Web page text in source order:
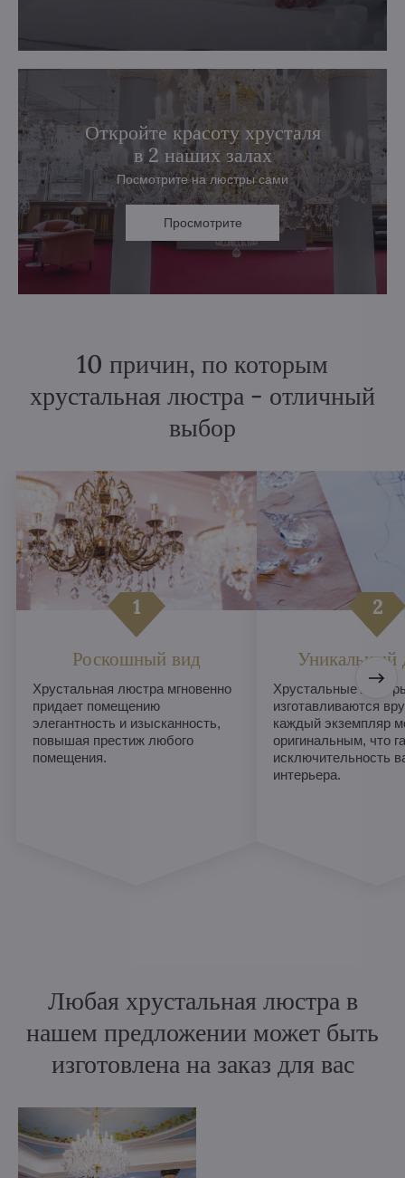
Откройте красоту хрусталя
в 2 наших залах
Посмотрите на люстры сами
Просмотрите
10 причин, по которым
хрустальная люстра - отличный
выбор
Роскошный вид
Хрустальная люстра мгновенно
придает помещению
элегантность и изысканность,
повышая престиж любого
помещения.
Уникальный
Хрустальные
изготавливаются
каждый экземпляр
оригинальным, что
исключительность
интерьера.
Любая хрустальная люстра в
нашем предложении может быть
изготовлена на заказ для вас